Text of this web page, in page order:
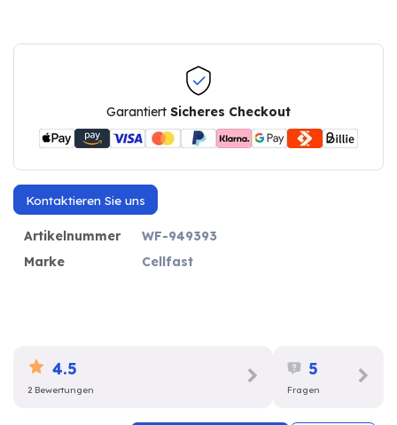
Garantiert Sicheres Checkout
Kontaktieren Sie uns
Artikelnummer
WF-949393
Marke
Cellfast
4.5
2 Bewertungen
5
Fragen